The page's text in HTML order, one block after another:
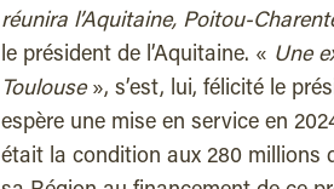
réunira l’Aquitaine, Poitou-
le président de l’Aquitaine. « Une
Toulouse», s’est, lui, félicité le
espère une mise en service en
était la condition aux 280 millions